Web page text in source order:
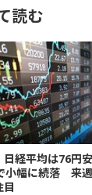
読む
日経平均は76円
小幅に続落 来
目